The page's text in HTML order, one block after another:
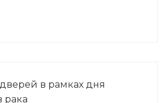
в рамках дня
рака